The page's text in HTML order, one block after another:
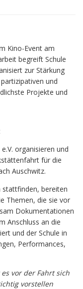
Kino-Event am
begreift Schule
zur Stärkung
und
Projekte und
organisieren und
für die
Auschwitz.
stattfinden, bereiten
Themen, die sie vor
Dokumentationen
Anschluss an die
und der Schule in
Performances,
vor der Fahrt sich
vorstellen